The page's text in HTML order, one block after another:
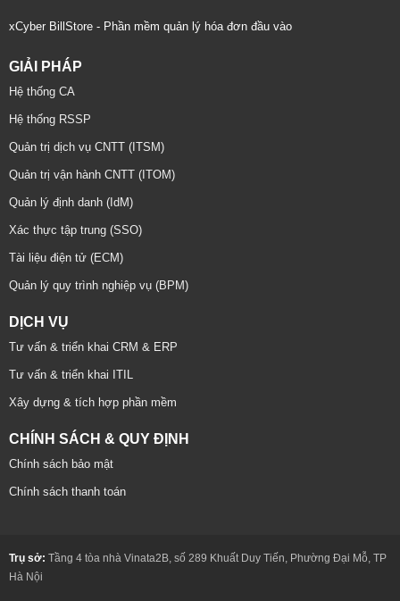
xCyber BillStore - Phần mềm quản lý hóa đơn đầu vào
GIẢI PHÁP
Hệ thống CA
Hệ thống RSSP
Quản trị dịch vụ CNTT (ITSM)
Quản trị vận hành CNTT (ITOM)
Quản lý định danh (IdM)
Xác thực tập trung (SSO)
Tài liệu điện tử (ECM)
Quản lý quy trình nghiệp vụ (BPM)
DỊCH VỤ
Tư vấn & triển khai CRM & ERP
Tư vấn & triển khai ITIL
Xây dựng & tích hợp phần mềm
CHÍNH SÁCH & QUY ĐỊNH
Chính sách bảo mật
Chính sách thanh toán
Trụ sở: Tầng 4 tòa nhà Vinata2B, số 289 Khuất Duy Tiến, Phường Đại Mỗ, TP
Hà Nội